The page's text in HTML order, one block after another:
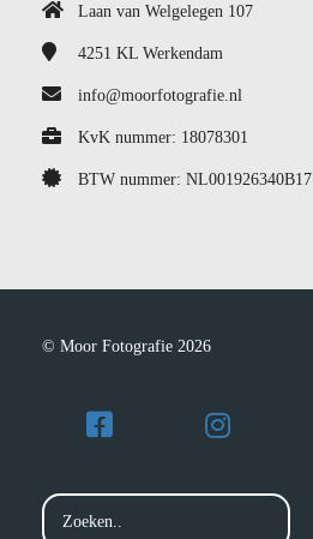
Laan van Welgelegen 107
4251 KL Werkendam
info@moorfotografie.nl
KvK nummer: 18078301
BTW nummer: NL001926340B17
© Moor Fotografie 2026